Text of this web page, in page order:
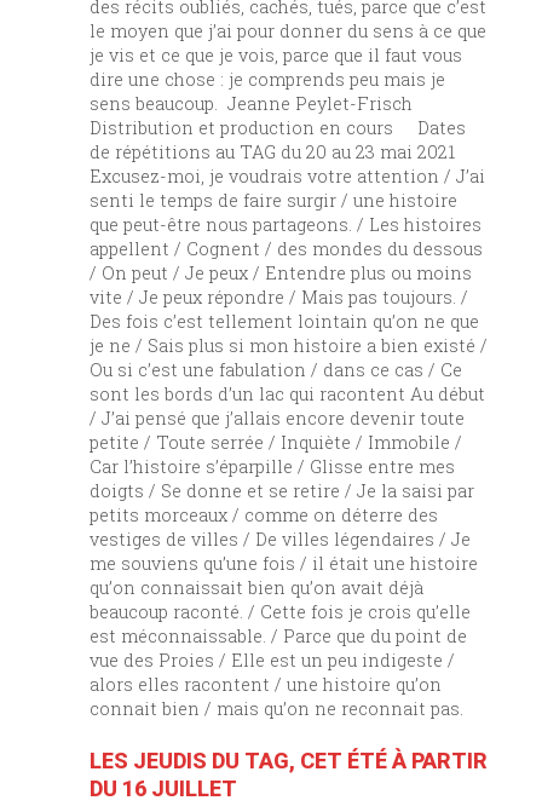
des récits oubliés, cachés, tués, parce que c’est
le moyen que j’ai pour donner du sens à ce que
je vis et ce que je vois, parce que il faut vous
dire une chose : je comprends peu mais je
sens beaucoup. Jeanne Peylet-Frisch
Distribution et production en cours Dates
de répétitions au TAG du 20 au 23 mai 2021
Excusez-moi, je voudrais votre attention / J’ai
senti le temps de faire surgir / une histoire
que peut-être nous partageons. / Les histoires
appellent / Cognent / des mondes du dessous
/ On peut / Je peux / Entendre plus ou moins
vite / Je peux répondre / Mais pas toujours. /
Des fois c’est tellement lointain qu’on ne que
je ne / Sais plus si mon histoire a bien existé /
Ou si c’est une fabulation / dans ce cas / Ce
sont les bords d’un lac qui racontent Au début
/ J’ai pensé que j’allais encore devenir toute
petite / Toute serrée / Inquiète / Immobile /
Car l’histoire s’éparpille / Glisse entre mes
doigts / Se donne et se retire / Je la saisi par
petits morceaux / comme on déterre des
vestiges de villes / De villes légendaires / Je
me souviens qu’une fois / il était une histoire
qu’on connaissait bien qu’on avait déjà
beaucoup raconté. / Cette fois je crois qu’elle
est méconnaissable. / Parce que du point de
vue des Proies / Elle est un peu indigeste /
alors elles racontent / une histoire qu’on
connait bien / mais qu’on ne reconnait pas.
LES JEUDIS DU TAG, CET ÉTÉ À PARTIR
DU 16 JUILLET